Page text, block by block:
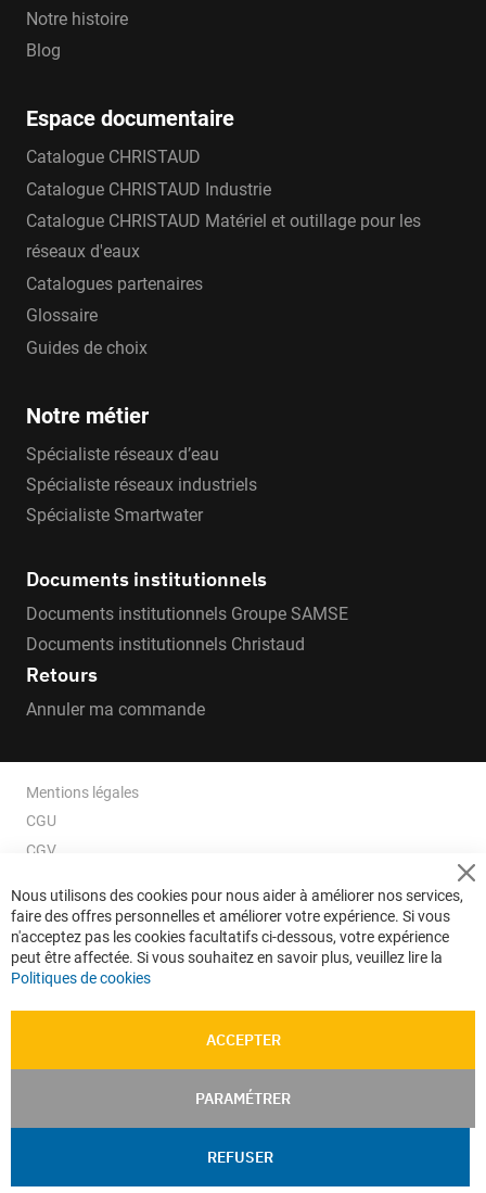
Notre histoire
Blog
Espace documentaire
Catalogue CHRISTAUD
Catalogue CHRISTAUD Industrie
Catalogue CHRISTAUD Matériel et outillage pour les
réseaux d'eaux
Catalogues partenaires
Glossaire
Guides de choix
Notre métier
Spécialiste réseaux d’eau
Spécialiste réseaux industriels
Spécialiste Smartwater
Documents institutionnels
Documents institutionnels Groupe SAMSE
Documents institutionnels Christaud
Retours
Annuler ma commande
Mentions légales
CGU
CGV
Données personnelles
Confidentialité
Plan du site
Nous utilisons des cookies pour nous aider à améliorer nos services,
faire des offres personnelles et améliorer votre expérience. Si vous
n'acceptez pas les cookies facultatifs ci-dessous, votre expérience
peut être affectée. Si vous souhaitez en savoir plus, veuillez lire la
Politiques de cookies
ACCEPTER
PARAMÉTRER
REFUSER